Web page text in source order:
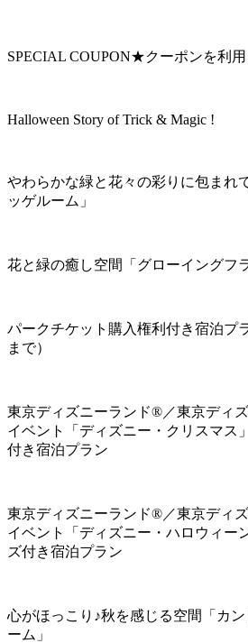
SPECIAL COUPON★クーポンを利
Halloween Story of Trick & Magic !
やわらかな緑と花々の彩りに包まれ
ッゲルーム」
花と緑の癒し空間「グローイングフ
パークチケット購入権利付き宿泊プ
まで）
東京ディズニーランド®／東京ディ
イベント「ディズニー・クリスマス
付き宿泊プラン
東京ディズニーランド®／東京ディ
イベント「ディズニー・ハロウィー
ズ付き宿泊プラン
心がほっこり♪秋を感じる空間「カ
ーム」